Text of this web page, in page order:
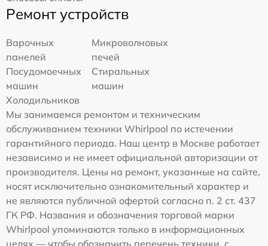
Ремонт устройств
Варочных
панелей
Микроволновых
печей
Посудомоечных
машин
Стиральных
машин
Холодильников
Мы занимаемся ремонтом и техническим
обслуживанием техники Whirlpool по истечении
гарантийного периода. Наш центр в Москве работает
независимо и не имеет официальной авторизации от
производителя. Цены на ремонт, указанные на сайте,
носят исключительно ознакомительный характер и
не являются публичной офертой согласно п. 2 ст. 437
ГК РФ. Названия и обозначения торговой марки
Whirlpool упоминаются только в информационных